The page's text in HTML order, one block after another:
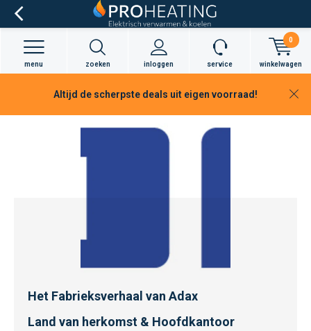
zoeken inloggen
menu service winkelwagen
0
Altijd de scherpste deals uit eigen voorraad!
5. Adax Convectoren
Het Fabrieksverhaal van Adax
Land van herkomst & Hoofdkantoor